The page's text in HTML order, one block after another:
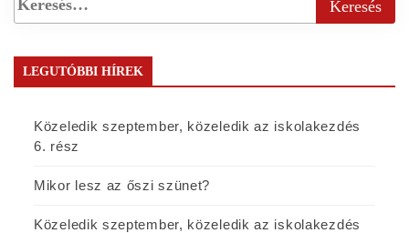
LEGUTÓBBI HÍREK
Közeledik szeptember, közeledik az iskolakezdés
6. rész
Mikor lesz az őszi szünet?
Közeledik szeptember, közeledik az iskolakezdés